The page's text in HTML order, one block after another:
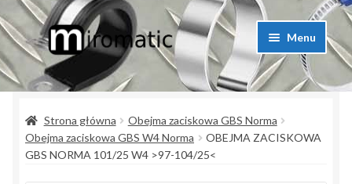
Przejdź
do
nawigacji
Przejdź
do
treści
Menu
Strona główna
Blog przemysłowy
Kontakt
Strona główna
Obejma zaciskowa GBS Norma
Obejma zaciskowa GBS W4 Norma
OBEJMA ZACISKOWA
GBS NORMA 101/25 W4 >97-104/25<